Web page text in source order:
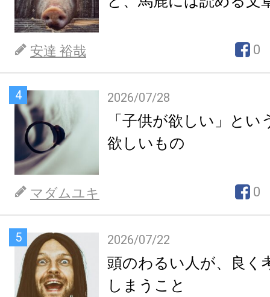
安達 裕哉 0
4 2026/07/28
「子供が欲しい」とい
欲しいもの
マダムユキ 0
5 2026/07/22
頭のわるい人が、良く
しまうこと